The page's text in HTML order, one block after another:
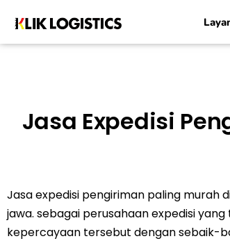
Jasa Expedisi
Jasa expedisi pengiriman paling murah
jawa. sebagai perusahaan expedisi
kepercayaan tersebut dengan sebaik-